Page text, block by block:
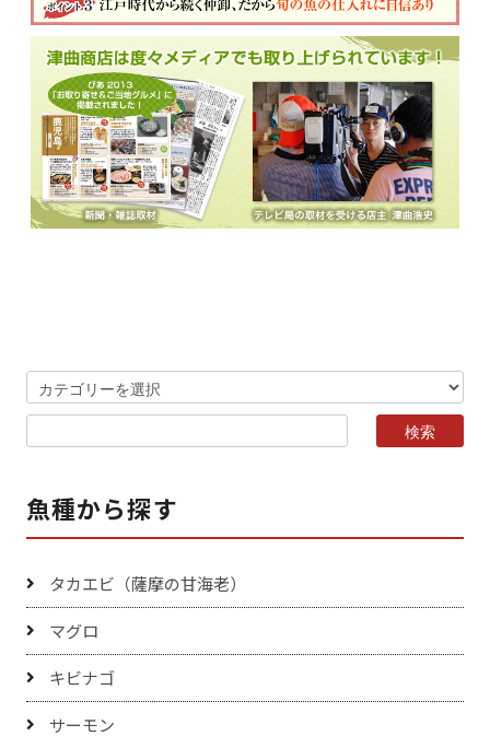
魚種から探す
タカエビ（薩摩の甘海老）
マグロ
キビナゴ
サーモン